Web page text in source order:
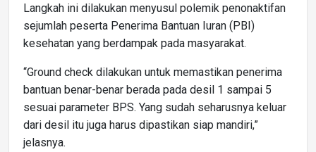
Langkah ini dilakukan menyusul polemik penonaktifan
sejumlah peserta Penerima Bantuan Iuran (PBI)
kesehatan yang berdampak pada masyarakat.
“Ground check dilakukan untuk memastikan penerima
bantuan benar-benar berada pada desil 1 sampai 5
sesuai parameter BPS. Yang sudah seharusnya keluar
dari desil itu juga harus dipastikan siap mandiri,”
jelasnya.